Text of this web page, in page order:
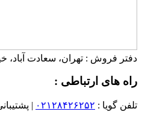
دفتر فروش : تهران، سعادت آباد، خیابان علامه
راه های ارتباطی :
تلفن گویا : ۰۲۱۲۸۴۲۶۲۵۲ |